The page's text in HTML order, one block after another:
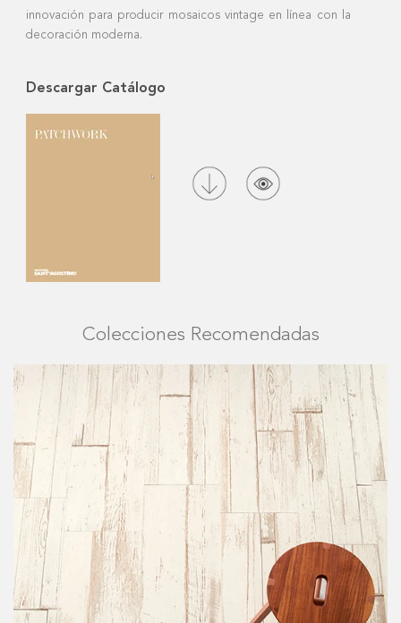
Descargar Catálogo
innovación para producir mosaicos vintage en línea con la
decoración moderna.
Colecciones Recomendadas